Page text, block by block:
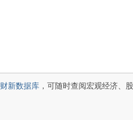
财新数据库 ，可随时查阅宏观经济、